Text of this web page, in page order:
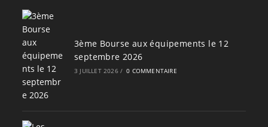
3ème Bourse aux équipements le 12
septembre 2026
3 JUILLET 2026 / 0 COMMENTAIRE